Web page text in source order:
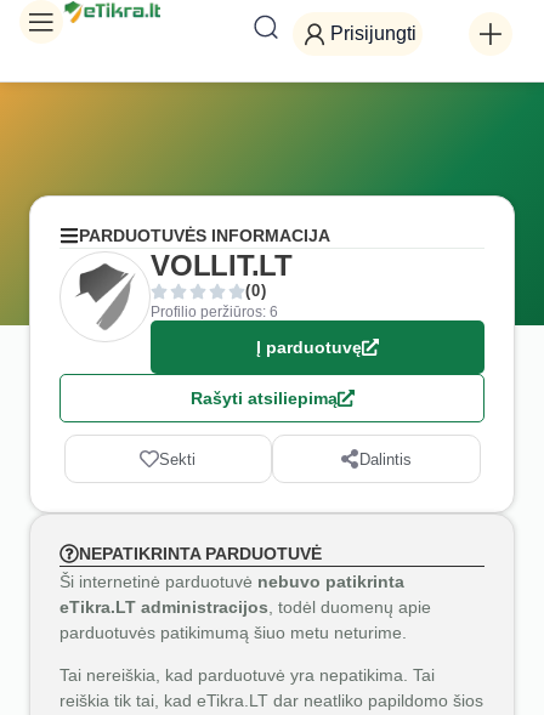
Prisijungti
PARDUOTUVĖS INFORMACIJA
VOLLIT.LT
(0)
Profilio peržiūros: 6
Į parduotuvę
Rašyti atsiliepimą
Sekti Dalintis
NEPATIKRINTA PARDUOTUVĖ
Ši internetinė parduotuvė nebuvo patikrinta
eTikra.LT administracijos , todėl duomenų apie
parduotuvės patikimumą šiuo metu neturime.
Tai nereiškia, kad parduotuvė yra nepatikima. Tai
reiškia tik tai, kad eTikra.LT dar neatliko papildomo šios